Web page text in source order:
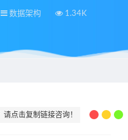
数据架构 1.34K
请点击复制链接咨询！